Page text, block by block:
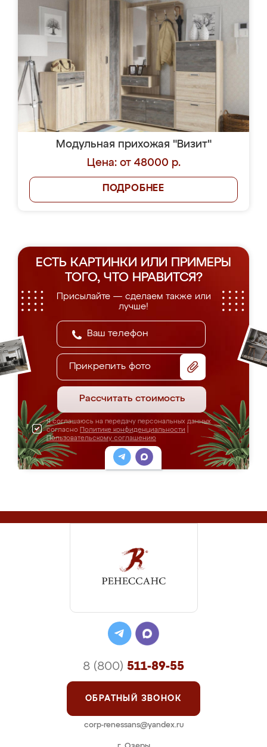
Модульная прихожая "Визит"
Цена: от 48000 р.
ПОДРОБНЕЕ
ЕСТЬ КАРТИНКИ ИЛИ ПРИМЕРЫ
ТОГО, ЧТО НРАВИТСЯ?
Присылайте — сделаем также или
лучше!
Прикрепить фото
Рассчитать стоимость
Я соглашаюсь на передачу персональных данных
согласно Политике конфиденциальности
Пользовательскому соглашению
8 (800) 511-89-55
ОБРАТНЫЙ ЗВОНОК
corp-renessans@yandex.ru